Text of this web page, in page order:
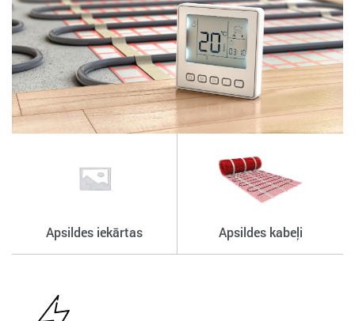
Apsildes iekārtas Apsildes kabeļi